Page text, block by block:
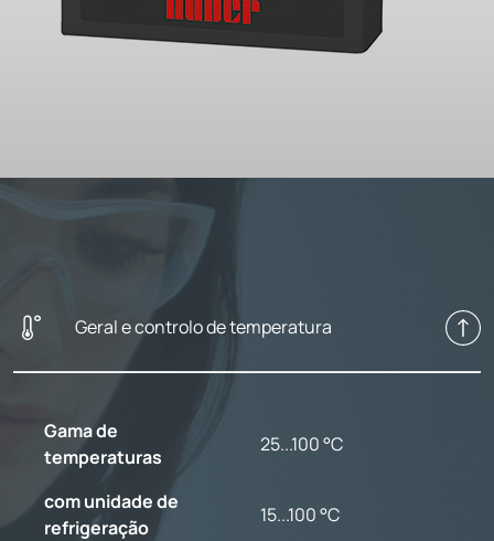
Geral e controlo de temperatura
Gama de
temperaturas
25...100 °C
com unidade de
refrigeração
15...100 °C